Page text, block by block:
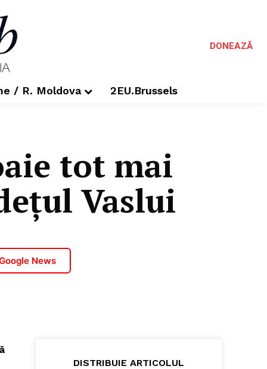
DONEAZĂ
/ R. Moldova 2EU.Brussels
tot mai
Vaslui
News
DISTRIBUIE ARTICOLUL